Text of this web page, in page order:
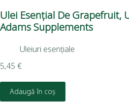
Ulei Esențial De Grapefruit,
Adams Supplements
Uleiuri esențiale
5,45 €
Adaugă în coș